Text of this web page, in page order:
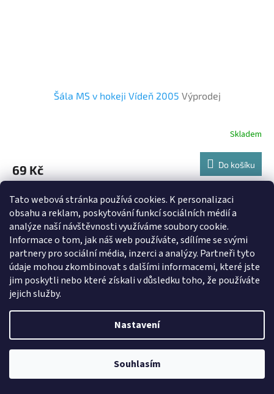
Tato webová stránka používá cookies. K personalizaci
obsahu a reklam, poskytování funkcí sociálních médií a
analýze naší návštěvnosti využíváme soubory cookie.
Informace o tom, jak náš web používáte, sdílíme se svými
partnery pro sociální média, inzerci a analýzy. Partneři tyto
údaje mohou zkombinovat s dalšími informacemi, které jste
jim poskytli nebo které získali v důsledku toho, že používáte
jejich služby.
Nastavení
Souhlasím
Šála MS v hokeji Vídeň 2005 Výprodej
Skladem
69 Kč Do košíku
Šála MS v hokeji 2005 Vídeň- zlato